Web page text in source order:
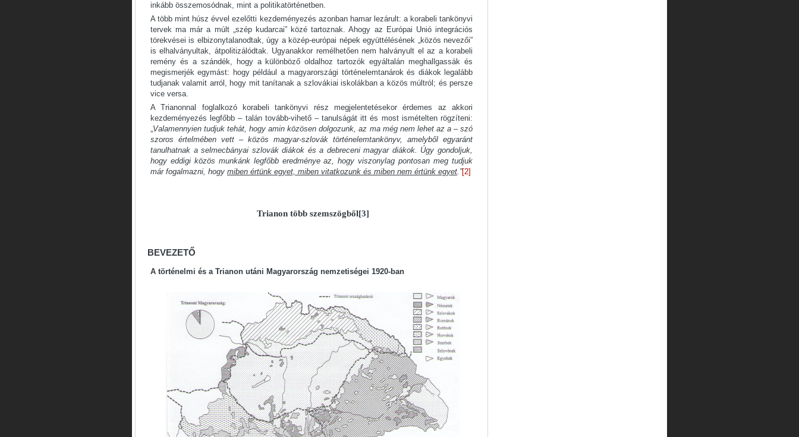
inkább összemosódnak, mint a politikatörténetben.
A több mint húsz évvel ezelőtti kezdeményezés azonban hamar lezárult: a korabeli tankönyvi
tervek ma már a múlt „szép kudarcai” közé tartoznak. Ahogy az Európai Unió integrációs
törekvései is elbizonytalanodtak, úgy a közép-európai népek együttélésének „közös nevezői”
is elhalványultak, átpolitizálódtak. Ugyanakkor remélhetően nem halványult el az a korabeli
remény és a szándék, hogy a különböző oldalhoz tartozók egyáltalán meghallgassák és
megismerjék egymást: hogy például a magyarországi történelemtanárok és diákok legalább
tudjanak valamit arról, hogy mit tanítanak a szlovákiai iskolákban a közös múltról; és persze
vice versa.
A Trianonnal foglalkozó korabeli tankönyvi rész megjelentetésekor érdemes az akkori
kezdeményezés legfőbb – talán tovább-vihető – tanulságát itt és most ismételten rögzíteni:
„Valamennyien tudjuk tehát, hogy amin közösen dolgozunk, az ma még nem lehet az a – szó
szoros értelmében vett – közös magyar-szlovák történelemtankönyv, amelyből egyaránt
tanulhatnak a selmecbányai szlovák diákok és a debreceni magyar diákok. Úgy gondoljuk,
hogy eddigi közös munkánk legfőbb eredménye az, hogy viszonylag pontosan meg tudjuk
már fogalmazni, hogy miben értünk egyet, miben vitatkozunk és miben nem értünk egyet.”[2]
Trianon több szemszögből[3]
BEVEZETŐ
A történelmi és a Trianon utáni Magyarország nemzetiségei 1920-ban